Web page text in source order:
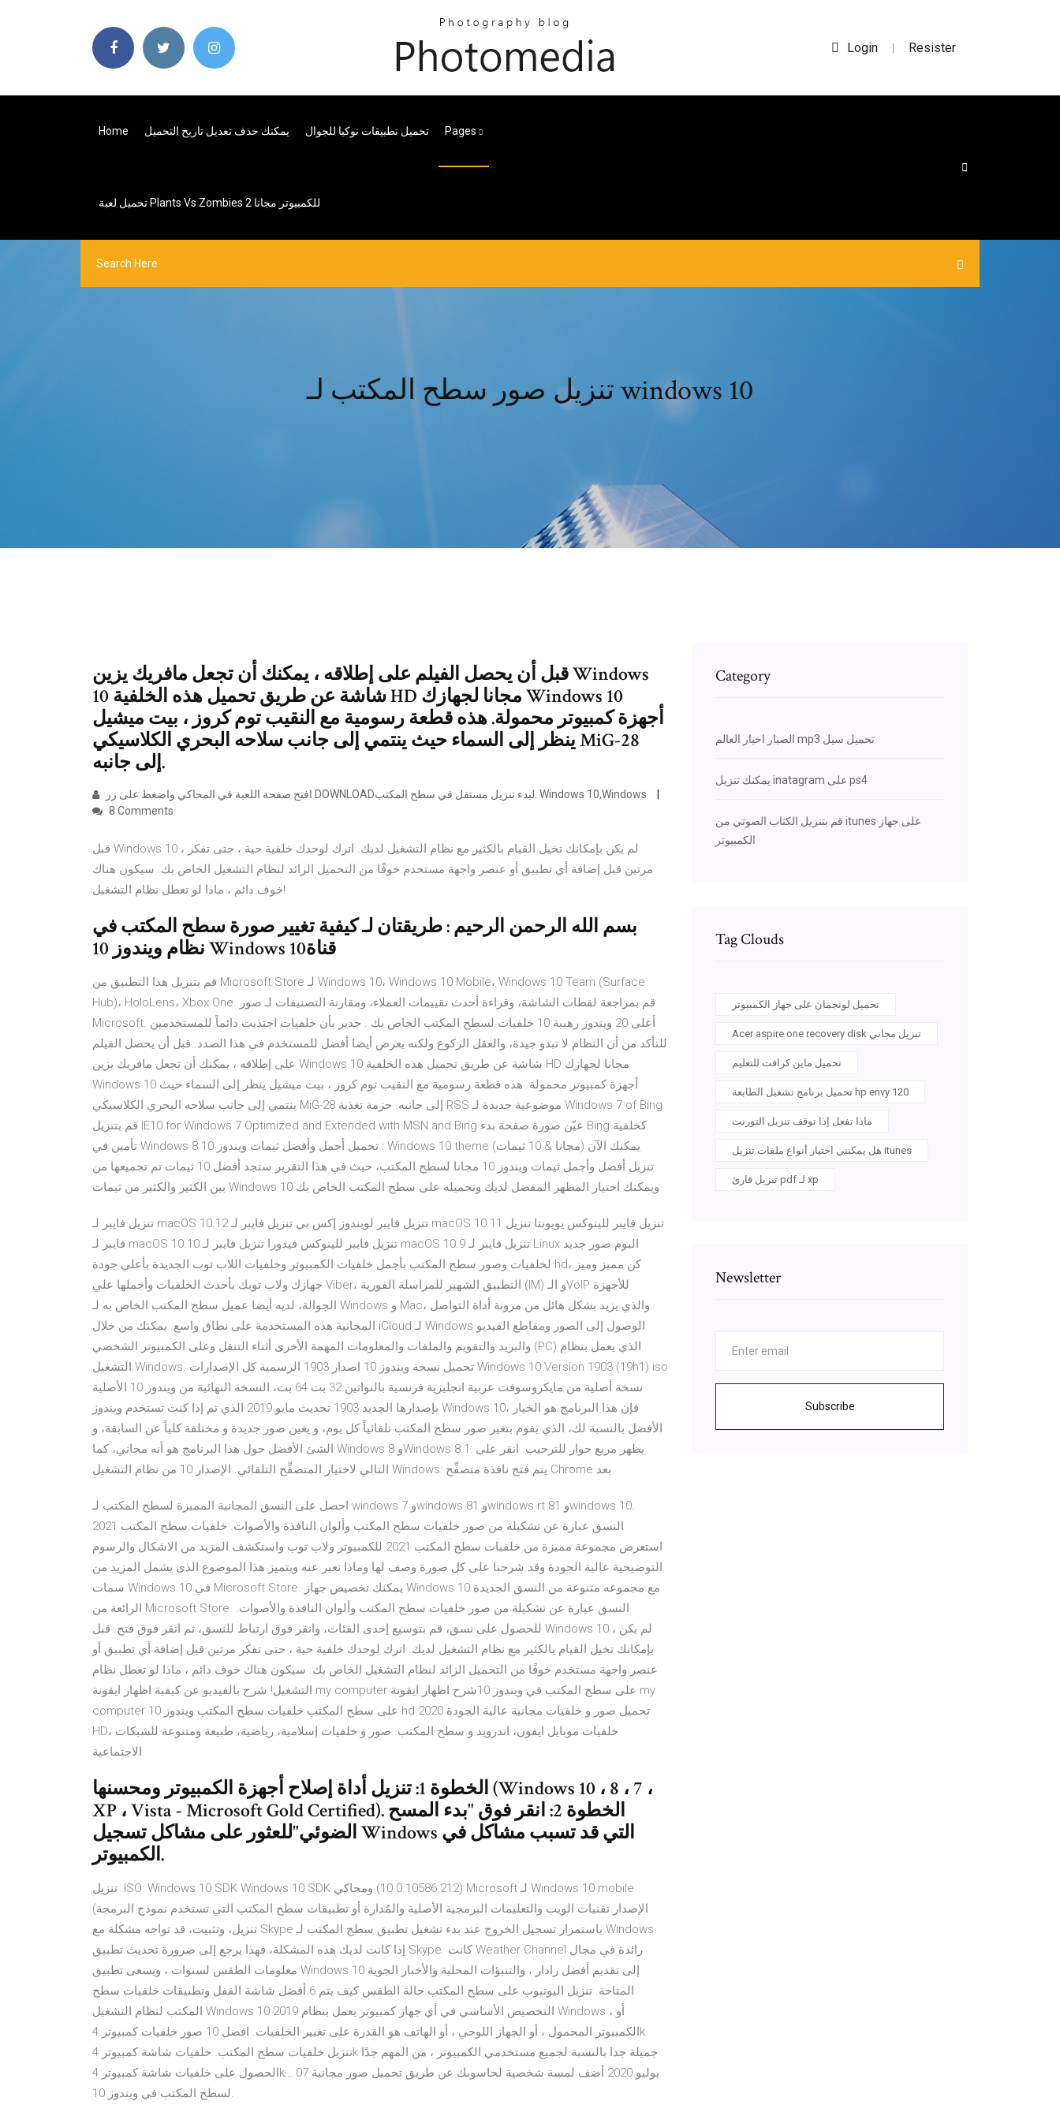
Login | Resister
Home يمكنك حذف تعديل تاريخ التحميل تحميل تطبيقات نوكيا للجوال Pages
تحميل لعبة Plants Vs Zombies 2 للكمبيوتر مجانا
تنزيل صور سطح المكتب لـ windows 10
قبل أن يحصل الفيلم على إطلاقه ، يمكنك أن تجعل مافريك يزين Windows
10 شاشة عن طريق تحميل هذه الخلفية HD مجانا لجهازك Windows 10
أجهزة كمبيوتر محمولة. هذه قطعة رسومية مع النقيب توم كروز ، بيت ميشيل
ينظر إلى السماء حيث ينتمي إلى جانب سلاحه البحري الكلاسيكي MiG-28
إلى جانبه.
افتح صفحة اللعبة في المحاكي واضغط على زر DOWNLOADلبدء تنزيل مستقل في سطح المكتب. Windows 10,Windows
8 Comments
قبل Windows 10 ، لم يكن بإمكانك تخيل القيام بالكثير مع نظام التشغيل لديك. اترك لوحدك خلفية حية ، حتى تفكر
مرتين قبل إضافة أي تطبيق أو عنصر واجهة مستخدم خوفًا من التحميل الزائد لنظام التشغيل الخاص بك. سيكون هناك
خوف دائم ، ماذا لو تعطل نظام التشغيل!
بسم الله الرحمن الرحيم : طريقتان لـ كيفية تغيير صورة سطح المكتب في
نظام ويندوز 10 Windows 10قناة
قم بتنزيل هذا التطبيق من Microsoft Store لـ Windows 10، Windows 10 Mobile، Windows 10 Team (Surface
Hub)، HoloLens، Xbox One. قم بمراجعة لقطات الشاشة، وقراءة أحدث تقييمات العملاء، ومقارنة التصنيفات لـ صور
Microsoft. أعلى 20 ويندوز رهيبة 10 خلفيات لسطح المكتب الخاص بك . جدير بأن خلفيات اجتذبت دائماً للمستخدمين
للتأكد من أن النظام لا تبدو جيدة، والعقل الركوع ولكنه يعرض أيضا أفضل للمستخدم في هذا الصدد. قبل أن يحصل الفيلم
على إطلاقه ، يمكنك أن تجعل مافريك يزين Windows 10 شاشة عن طريق تحميل هذه الخلفية HD مجانا لجهازك
Windows 10 أجهزة كمبيوتر محمولة. هذه قطعة رسومية مع النقيب توم كروز ، بيت ميشيل ينظر إلى السماء حيث
ينتمي إلى جانب سلاحه البحري الكلاسيكي MiG-28 إلى جانبه. حزمة تغذية RSS موضوعية جديدة لـ Windows 7 of Bing
قم بتنزيل IE10 for Windows 7 Optimized and Extended with MSN and Bing عيّن صورة صفحة بدء Bing كخلفية
تأمين في Windows 8 تحميل أجمل وأفضل ثيمات ويندوز 10 : Windows 10 theme (مجانا & 10 ثيمات) يمكنك الآن
تنزيل أفضل وأجمل ثيمات ويندوز 10 مجانا لسطح المكتب، حيث في هذا التقرير ستجد أفضل 10 ثيمات تم تجميعها من
بين الكثير والكثير من ثيمات Windows 10 ويمكنك اختيار المظهر المفضل لديك وتحميله على سطح المكتب الخاص بك
تنزيل فايبر لـ macOS 10.12 تنزيل فايبر لويندوز إكس بي تنزيل فايبر لـ macOS 10.11 تنزيل فايبر للينوكس يوبونتا تنزيل
فايبر لـ macOS 10.10 تنزيل فايبر للينوكس فيدورا تنزيل فايبر لـ macOS 10.9 تنزيل فايبر لـ Linux البوم صور جديد
لخلفيات وصور سطح المكتب بأجمل خلفيات الكمبيوتر وخلفيات اللاب توب الجديدة بأعلي جودة hd، كن مميز وميز
جهازك ولاب توبك بأحدث الخلفيات وأجملها علي Viber، التطبيق الشهير للمراسلة الفورية (IM) و الـVoIP للأجهزة
الجوالة، لديه أيضا عميل سطح المكتب الخاص به لـ Windows و Mac، والذي يزيد بشكل هائل من مرونة أداة التواصل
المجانية هذه المستخدمة على نطاق واسع. يمكنك من خلال iCloud لـ Windows الوصول إلى الصور ومقاطع الفيديو
والبريد والتقويم والملفات والمعلومات المهمة الأخرى أثناء التنقل وعلى الكمبيوتر الشخصي (PC) الذي يعمل بنظام
التشغيل Windows. تحميل نسخة ويندوز 10 اصدار 1903 الرسمية كل الإصدارات Windows 10 Version 1903 (19h1) iso
نسخة أصلية من مايكروسوفت عربية انجليزية فرنسية بالنواتين 32 بت 64 بت، النسخة النهائية من ويندوز 10 الأصلية
بإصدارها الجديد 1903 تحديث مايو 2019 الذي تم إذا كنت تستخدم ويندوز Windows 10، فإن هذا البرنامج هو الخيار
الأفضل بالنسبة لك، الذي يقوم بتغير صور سطح المكتب تلقائياً كل يوم، و يعين صور جديدة و مختلفة كلياً عن السابقة، و
الشئ الأفضل حول هذا البرنامج هو أنه مجاني، كما Windows 8 وWindows 8.1: يظهر مربع حوار للترحيب. انقر على
التالي لاختيار المتصفِّح التلقائي. الإصدار 10 من نظام التشغيل Windows: يتم فتح نافذة متصفِّح Chrome بعد
احصل على النسق المجانية المميزة لسطح المكتب لـ windows 7 وwindows 81 وwindows rt 81 وwindows 10.
النسق عبارة عن تشكيلة من صور خلفيات سطح المكتب وألوان النافذة والأصوات. خلفيات سطح المكتب 2021
استعرض مجموعة مميزة من خلفيات سطح المكتب 2021 للكمبيوتر ولاب توب واستكشف المزيد من الاشكال والرسوم
التوضيحية عالية الجودة وقد شرحنا على كل صورة وصف لها وماذا تعبر عنه ويتميز هذا الموضوع الذى يشمل المزيد من
سمات Windows 10 في Microsoft Store. يمكنك تخصيص جهاز Windows 10 مع مجموعه متنوعة من النسق الجديدة
الرائعة من Microsoft Store. النسق عبارة عن تشكيلة من صور خلفيات سطح المكتب وألوان النافذة والأصوات.
للحصول على نسق، قم بتوسيع إحدى الفئات، وانقر فوق ارتباط للنسق، ثم انقر فوق فتح. قبل Windows 10 ، لم يكن
بإمكانك تخيل القيام بالكثير مع نظام التشغيل لديك. اترك لوحدك خلفية حية ، حتى تفكر مرتين قبل إضافة أي تطبيق أو
عنصر واجهة مستخدم خوفًا من التحميل الزائد لنظام التشغيل الخاص بك. سيكون هناك خوف دائم ، ماذا لو تعطل نظام
التشغيل! شرح بالفيديو عن كيفية اظهار ايقونة my computer على سطح المكتب في ويندوز 10شرح اظهار ايقونة my
computer على سطح المكتب خلفيات سطح المكتب ويندوز 10 hd 2020 تحميل صور و خلفيات مجانية عالية الجودة
HD، خلفيات موبايل ايفون، اندرويد و سطح المكتب. صور و خلفيات إسلامية، رياضية، طبيعة ومتنوعة للشبكات
الاجتماعية.
الخطوة 1: تنزيل أداة إصلاح أجهزة الكمبيوتر ومحسنها (Windows 10 ، 8 ، 7 ،
XP ، Vista - Microsoft Gold Certified). الخطوة 2: انقر فوق "بدء المسح
الضوئي"للعثور على مشاكل تسجيل Windows التي قد تسبب مشاكل في
الكمبيوتر.
تنزيل ‎.ISO: Windows 10 SDK Windows 10 SDK ‏(10.0.10586.212) ومحاكي Microsoft لـ Windows 10 mobile
(الإصدار تقنيات الويب والتعليمات البرمجية الأصلية والمُدارة أو تطبيقات سطح المكتب التي تستخدم نموذج البرمجة
تنزيل، وتثبيت، قد تواجه مشكلة مع Skype باستمرار تسجيل الخروج عند بدء تشغيل تطبيق سطح المكتب لـ Windows.
إذا كانت لديك هذه المشكلة، فهذا يرجع إلى ضرورة تحديث تطبيق Skype. كانت Weather Channel رائدة في مجال
معلومات الطقس لسنوات ، ويسعى تطبيق Windows 10 إلى تقديم أفضل رادار ، والتنبؤات المحلية والأخبار الجوية
المتاحة. تنزيل اليوتيوب على سطح المكتب حالة الطقس كيف يتم 6 أفضل شاشة القفل وتطبيقات خلفيات سطح
المكتب لنظام التشغيل Windows 10 2019 التخصيص الأساسي في أي جهاز كمبيوتر يعمل بنظام Windows ، أو
الكمبيوتر المحمول ، أو الجهاز اللوحي ، أو الهاتف هو القدرة على تغيير الخلفيات. افضل 10 صور خلفيات كمبيوتر 4k
تنزيل خلفيات سطح المكتب. خلفيات شاشة كمبيوتر 4k جميلة جدا بالنسبة لجميع مستخدمي الكمبيوتر ، من المهم جدًا
الحصول على خلفيات شاشة كمبيوتر 4k… 07 يوليو 2020 أضف لمسة شخصية لحاسوبك عن طريق تحميل صور مجانية
لسطح المكتب في ويندوز 10.
Category
الصبار اخبار العالم mp3 تحميل سيل
يمكنك تنزيل inatagram على ps4
قم بتنزيل الكتاب الصوتي من itunes على جهاز
الكمبيوتر
Tag Clouds
تحميل لونجمان على جهاز الكمبيوتر
Acer aspire one recovery disk تنزيل مجاني
تحميل ماين كرافت للتعليم
تحميل برنامج تشغيل الطابعة hp envy 120
ماذا تفعل إذا توقف تنزيل التورنت
هل يمكنني اختيار أنواع ملفات تنزيل itunes
تنزيل قارئ pdf لـ xp
Newsletter
Subscribe